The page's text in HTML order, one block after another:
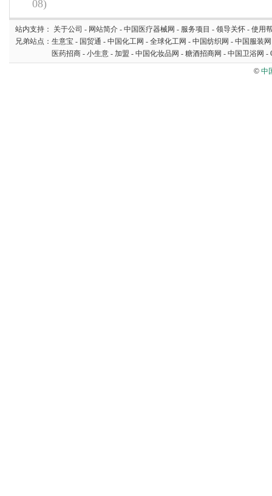
08)
站内支持： 关于公司 - 网站简介 - 中国医疗器械网 - 服务项目 - 领导关怀 - 使用
兄弟站点： 生意宝 - 国贸通 - 中国化工网 - 全球化工网 - 中国纺织网 - 中国服装网
医药招商 - 小生意 - 加盟 - 中国化妆品网 - 糖酒招商网 - 中国卫浴网 -
© 中